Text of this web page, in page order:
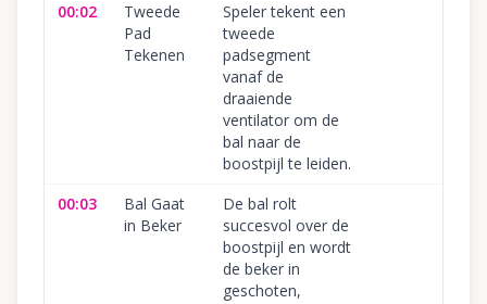
00:02
Tweede
Pad
Tekenen
Speler tekent een
tweede
padsegment
vanaf de
draaiende
ventilator om de
bal naar de
boostpijl te leiden.
00:03
Bal Gaat
in Beker
De bal rolt
succesvol over de
boostpijl en wordt
de beker in
geschoten,